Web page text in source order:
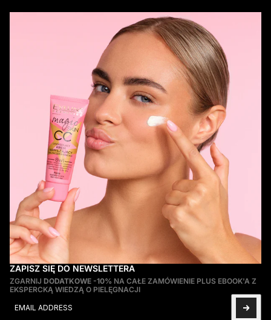
ZAPISZ SIĘ DO NEWSLETTERA
ZGARNIJ DODATKOWE -10% NA CAŁE ZAMÓWIENIE PLUS EBOOK'A Z
EKSPERCKĄ WIEDZĄ O PIELĘGNACJI
Privacy